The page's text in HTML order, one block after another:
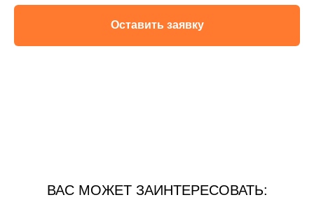
Оставить заявку
ВАС МОЖЕТ ЗАИНТЕРЕСОВАТЬ: